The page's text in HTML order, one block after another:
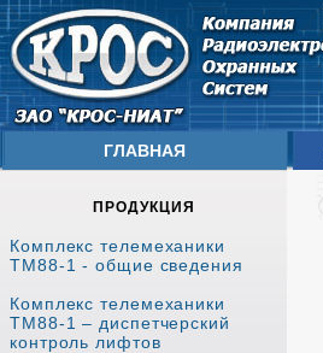
ГЛАВНАЯ
ПРОДУКЦИЯ
Комплекс телемеханики
ТМ88-1 - общие сведения
Комплекс телемеханики
ТМ88-1 – диспетчерский
контроль лифтов